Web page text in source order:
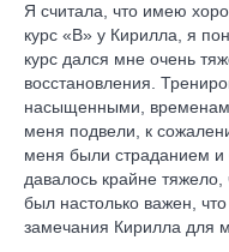
Я считала, что имею
курс «В» у Кирилла, я
курс дался мне очень
восстановления.
насыщенными,
меня подвели, к
меня были страданием
давалось крайне
был настолько важен,
замечания Кирилла для